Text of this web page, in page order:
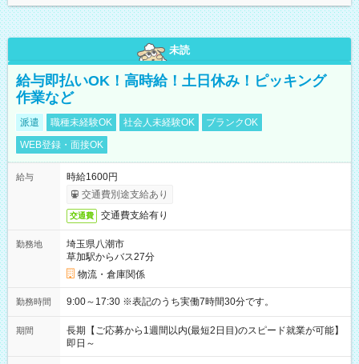
未読
給与即払いOK！高時給！土日休み！ピッキング
作業など
派遣 職種未経験OK 社会人未経験OK
ブランクOK
WEB登録・面接OK
給与
時給1600円
交通費別途支給あり
交通費 交通費支給有り
勤務地
埼玉県八潮市
草加駅からバス27分
物流・倉庫関係
勤務時間 9:00～17:30 ※表記のうち実働7時間30分です。
期間
長期【ご応募から1週間以内(最短2日目)のスピード就業が可能】
即日～